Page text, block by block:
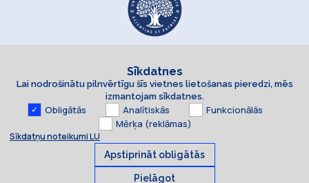
Sīkdatnes
Lai nodrošinātu pilnvērtīgu šīs vietnes lietošanas pieredzi, mēs
izmantojam sīkdatnes.
Obligātās Analītiskās
Funkcionālās
Mērķa (reklāmas)
Sīkdatņu noteikumi LU
Apstiprināt obligātās
Pielāgot